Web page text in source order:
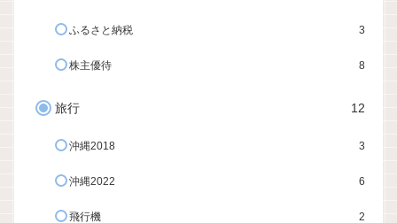
ふるさと納税 3
株主優待 8
旅行 12
沖縄2018 3
沖縄2022 6
飛行機 2